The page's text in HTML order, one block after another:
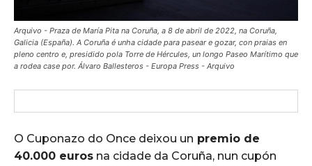
Arquivo - Praza de María Pita na Coruña, a 8 de abril de 2022, na Coruña,
Galicia (España). A Coruña é unha cidade para pasear e gozar, con praias en
pleno centro e, presidido pola Torre de Hércules, un longo Paseo Marítimo que
a rodea case por. Álvaro Ballesteros - Europa Press - Arquivo
O Cuponazo do Once deixou un premio de
40.000 euros na cidade da Coruña, nun cupón